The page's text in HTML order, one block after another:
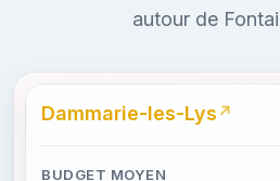
autour de
Dammarie-les-Lys